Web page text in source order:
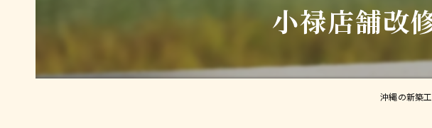
小禄店舗改
沖縄の新築